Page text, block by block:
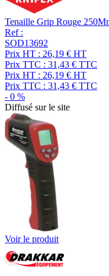
Tenaille Grip Rouge
Ref :
SOD13692
Prix HT : 26,19 € HT
Prix TTC : 31,43 € TTC
Prix HT : 26,19 € HT
Prix TTC : 31,43 € TTC
- 0 %
Diffusé sur le site
Voir le produit